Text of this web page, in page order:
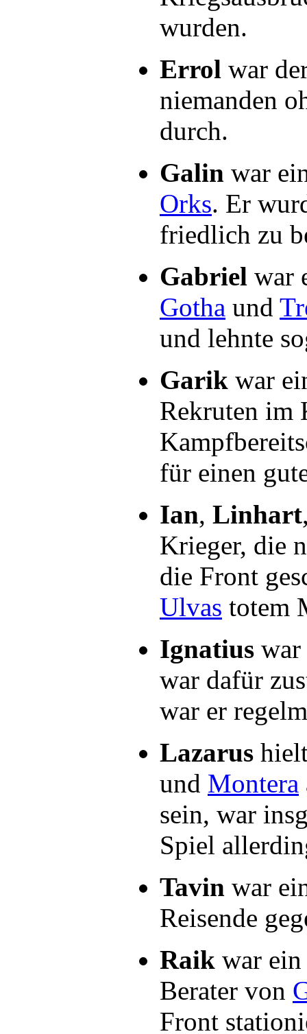
wurden.
Errol war
niemanden
durch.
Galin war
Orks. Er
friedlich zu
Gabriel war
Gotha und
und lehnte
Garik war
Rekruten im
für einen
Ian, Linhart
Krieger, die
die Front
Ulvas totem
Ignatius
war dafür
war er
Lazarus
und Montera
sein, war
Spiel
Tavin war
Reisende
Raik war
Berater von
Front